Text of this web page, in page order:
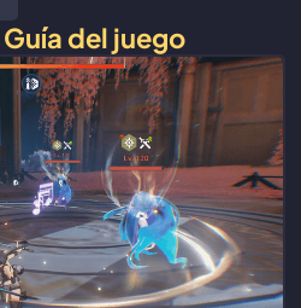
Guía del juego